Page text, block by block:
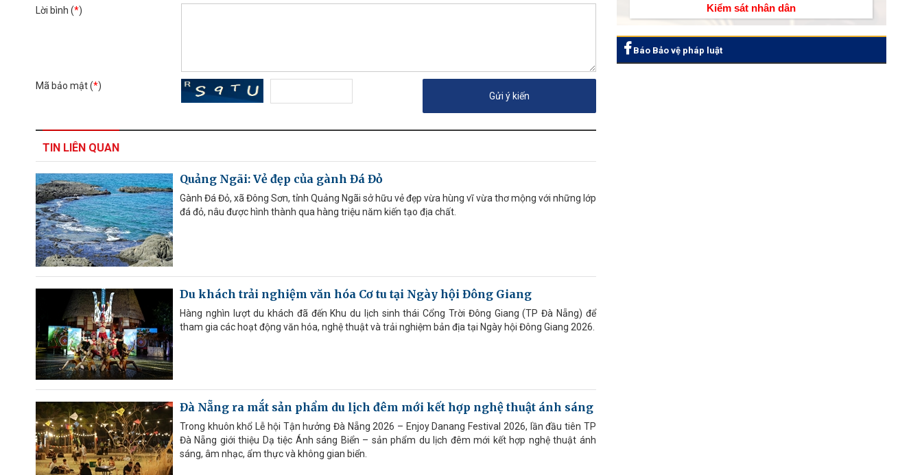
Lời bình (*)
Mã bảo mật (*)
TIN LIÊN QUAN
Quảng Ngãi: Vẻ đẹp của gành Đá Đỏ
Gành Đá Đỏ, xã Đông Sơn, tỉnh Quảng Ngãi sở hữu vẻ đẹp vừa hùng vĩ vừa thơ mộng với những lớp
đá đỏ, nâu được hình thành qua hàng triệu năm kiến tạo địa chất.
Du khách trải nghiệm văn hóa Cơ tu tại Ngày hội Đông Giang
Hàng nghìn lượt du khách đã đến Khu du lịch sinh thái Cổng Trời Đông Giang (TP Đà Nẵng) để
tham gia các hoạt động văn hóa, nghệ thuật và trải nghiệm bản địa tại Ngày hội Đông Giang 2026.
Đà Nẵng ra mắt sản phẩm du lịch đêm mới kết hợp nghệ thuật ánh sáng
Trong khuôn khổ Lễ hội Tận hưởng Đà Nẵng 2026 – Enjoy Danang Festival 2026, lần đầu tiên TP
Đà Nẵng giới thiệu Dạ tiệc Ánh sáng Biển – sản phẩm du lịch đêm mới kết hợp nghệ thuật ánh
sáng, âm nhạc, ẩm thực và không gian biển.
Kiểm sát nhân dân
Báo Bảo vệ pháp luật